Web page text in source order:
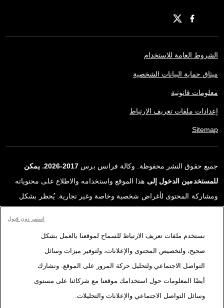
الشروط العامة للاستخدام
ميثاق حماية البيانات الشخصية
معلومات قانونية
إعدادات ملفات تعريف الارتباط
Sitemap
جميع حقوق النشر محفوظة. وكالة فرانس برس
2017-2026. يمكن
للمستخدمين الدخول إلى هذا الموقع واستخدامه والاطلاع على محتوياته
ومشاركة المحتوى لأغراض شخصية وخاصة وغير تجارية. يُحظر بشكل
ترخيص محددة موقعة مع وكالة فرانس برس. المواد والروابط الواردة في
التقارير، والتي لم تنتجها وكالة فرانس برس، مستخدمة فقط وبالقدر
اللازم كعناصر إثبات لمحتوى هذه التقارير. لم تحصل فرانس برس على أي
حقوق من المؤلفين أو مالكي حقوق النشر لهذا المحتوى ولا تتحمّل أي
مسؤوليّة في هذا الصدد. وكالة فرانس برس وشعارها علامتان تجاريتان
نستخدم ملفات تعريف الارتباط للسماح لموقعنا بالعمل بشكل
صحيح، ولتخصيص المحتوى والإعلانات، ولتوفير ميزات وسائل
التواصل الاجتماعي ولتحليل حركة المرور على الموقع. ونشارك
أيضًا المعلومات حول استخدامك موقعنا مع شركائنا على مستوى
وسائل التواصل الاجتماعي والإعلانات والتحليلات.
استمر دون قبول